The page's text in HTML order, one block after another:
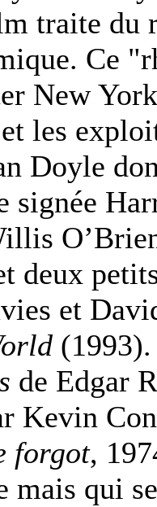
traite du
Ce
New
et les
Doyle
signée
deux
et
de Edgar
Kevin
forgot,
mais qui